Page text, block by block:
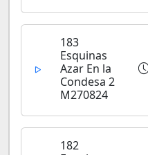
183
Esquinas
Azar En la
Condesa 2
M270824
182